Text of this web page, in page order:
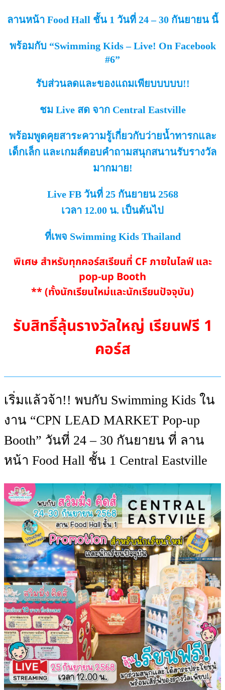
ลานหน้า Food Hall ชั้น 1 วันที่ 24 – 30 กันยายน นี้
พร้อมกับ “Swimming Kids – Live! On Facebook
#6”
รับส่วนลดและของแถมเพียบบบบบ!!
ชม Live สด จาก Central Eastville
พร้อมพูดคุยสาระความรู้เกี่ยวกับว่ายน้ำทารกและ
เด็กเล็ก และเกมส์ตอบคำถามสนุกสนานรับรางวัล
มากมาย!
Live FB วันที่ 25 กันยายน 2568
เวลา 12.00 น. เป็นต้นไป
ที่เพจ Swimming Kids Thailand
พิเศษ สำหรับทุกคอร์สเรียนที่ CF ภายในไลฟ์ และ
pop-up Booth
** (ทั้งนักเรียนใหม่และนักเรียนปัจจุบัน)
รับสิทธิ์ลุ้นรางวัลใหญ่ เรียนฟรี 1
คอร์ส
เริ่มแล้วจ้า!! พบกับ Swimming Kids ใน
งาน “CPN LEAD MARKET Pop-up
Booth” วันที่ 24 – 30 กันยายน ที่ ลาน
หน้า Food Hall ชั้น 1 Central Eastville